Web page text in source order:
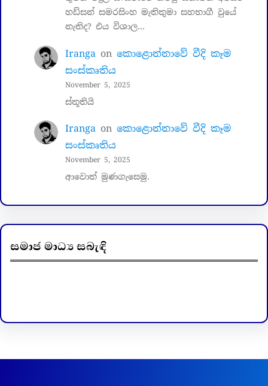
හඩ්සන් සමරසිංහ මැතිතුමා සහභාගී වුයේ
නැතිද? එය විශාල…
Iranga on කොළොන්නාවේ වීදි කෑම
සංස්කෘතිය
November 5, 2025
ස්තූතියි
Iranga on කොළොන්නාවේ වීදි කෑම
සංස්කෘතිය
November 5, 2025
ආවොත් මුණගැසෙමු.
සමාජ මාධ්‍ය සබැඳි